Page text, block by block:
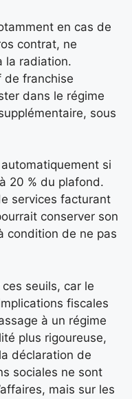
en cas de
contrat, ne
la radiation.
de franchise
dans le régime
sous
si
20 % du plafond.
services facturant
conserver son
condition de ne pas
seuils, car le
fiscales
à un régime
plus rigoureuse,
déclaration de
sociales ne sont
mais sur les